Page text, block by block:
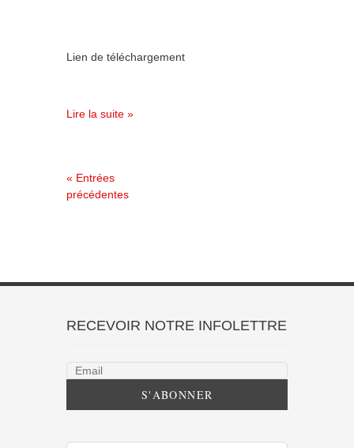
Lien de téléchargement
Lire la suite »
« Entrées
précédentes
RECEVOIR NOTRE INFOLETTRE